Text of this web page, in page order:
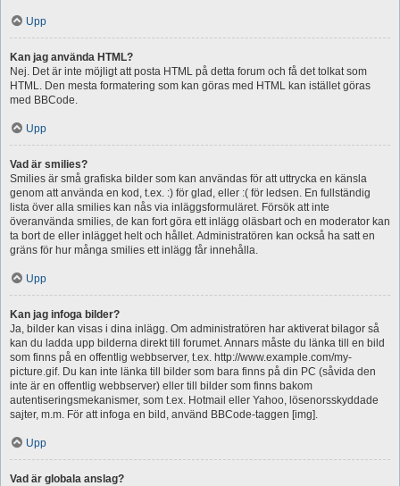
Upp
Kan jag använda HTML?
Nej. Det är inte möjligt att posta HTML på detta forum och få det tolkat som
HTML. Den mesta formatering som kan göras med HTML kan istället göras
med BBCode.
Upp
Vad är smilies?
Smilies är små grafiska bilder som kan användas för att uttrycka en känsla
genom att använda en kod, t.ex. :) för glad, eller :( för ledsen. En fullständig
lista över alla smilies kan nås via inläggsformuläret. Försök att inte
överanvända smilies, de kan fort göra ett inlägg oläsbart och en moderator kan
ta bort de eller inlägget helt och hållet. Administratören kan också ha satt en
gräns för hur många smilies ett inlägg får innehålla.
Upp
Kan jag infoga bilder?
Ja, bilder kan visas i dina inlägg. Om administratören har aktiverat bilagor så
kan du ladda upp bilderna direkt till forumet. Annars måste du länka till en bild
som finns på en offentlig webbserver, t.ex. http://www.example.com/my-
picture.gif. Du kan inte länka till bilder som bara finns på din PC (såvida den
inte är en offentlig webbserver) eller till bilder som finns bakom
autentiseringsmekanismer, som t.ex. Hotmail eller Yahoo, lösenorsskyddade
sajter, m.m. För att infoga en bild, använd BBCode-taggen [img].
Upp
Vad är globala anslag?